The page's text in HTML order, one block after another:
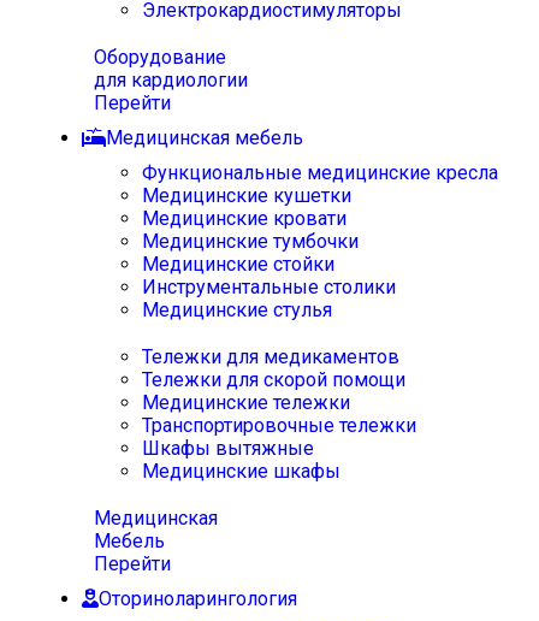
Электрокардиостимуляторы
Оборудование
для кардиологии
Перейти
Медицинская мебель
Функциональные медицинские кресла
Медицинские кушетки
Медицинские кровати
Медицинские тумбочки
Медицинские стойки
Инструментальные столики
Медицинские стулья
Тележки для медикаментов
Тележки для скорой помощи
Медицинские тележки
Транспортировочные тележки
Шкафы вытяжные
Медицинские шкафы
Медицинская
Мебель
Перейти
Оториноларингология